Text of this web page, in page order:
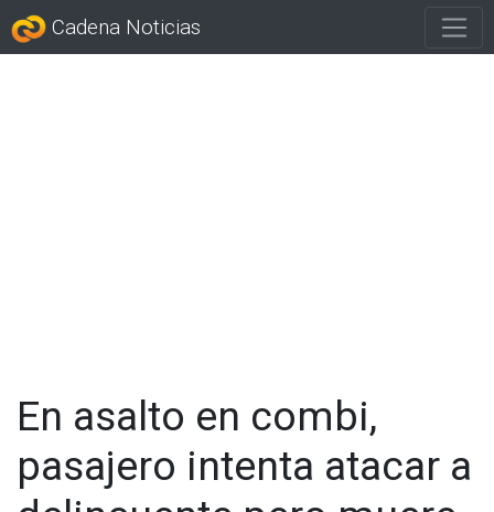
Cadena Noticias
En asalto en combi,
pasajero intenta atacar a